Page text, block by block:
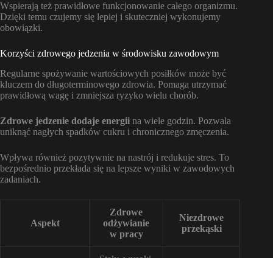
Wspierają też prawidłowe funkcjonowanie całego organizmu.
Dzięki temu czujemy się lepiej i skuteczniej wykonujemy
obowiązki.
Korzyści zdrowego jedzenia w środowisku zawodowym
Regularne spożywanie wartościowych posiłków może być
kluczem do długoterminowego zdrowia. Pomaga utrzymać
prawidłową wagę i zmniejsza ryzyko wielu chorób.
Zdrowe jedzenie dodaje energii na wiele godzin. Pozwala
uniknąć nagłych spadków cukru i chronicznego zmęczenia.
Wpływa również pozytywnie na nastrój i redukuje stres. To
bezpośrednio przekłada się na lepsze wyniki w zawodowych
zadaniach.
Aspekt
Zdrowe
odżywianie
w pracy
Niezdrowe
przekąski